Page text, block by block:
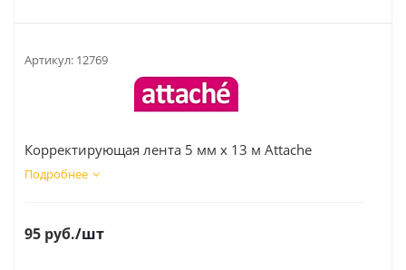
Артикул: 12769
Корректирующая лента 5 мм x 13 м Attache
Подробнее
95 руб./шт